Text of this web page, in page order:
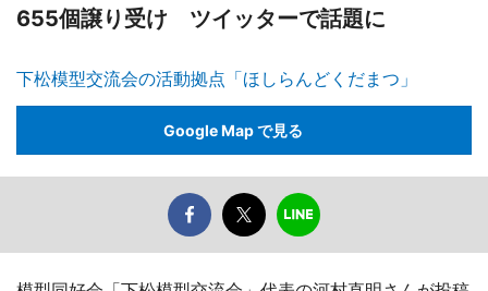
655個譲り受け ツイッターで話題に
下松模型交流会の活動拠点「ほしらんどくだまつ」
Google Map で見る